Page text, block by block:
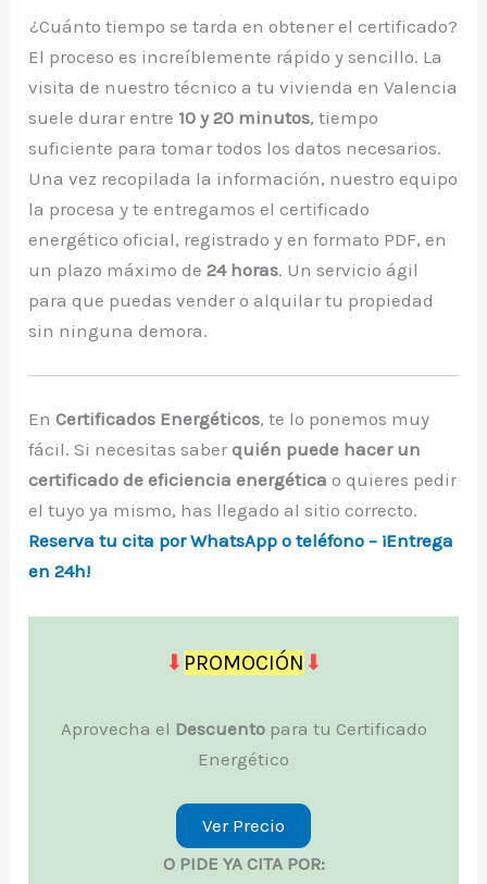
¿Cuánto tiempo se tarda en obtener el certificado?
El proceso es increíblemente rápido y sencillo. La
visita de nuestro técnico a tu vivienda en Valencia
suele durar entre 10 y 20 minutos, tiempo
suficiente para tomar todos los datos necesarios.
Una vez recopilada la información, nuestro equipo
la procesa y te entregamos el certificado
energético oficial, registrado y en formato PDF, en
un plazo máximo de24 horas. Un servicio ágil
para que puedas vender o alquilar tu propiedad
sin ninguna demora.
EnCertificados Energéticos, te lo ponemos muy
fácil. Si necesitas saberquién puede hacer un
certificado de eficiencia energética o quieres pedir
el tuyo ya mismo, has llegado al sitio correcto.
Reserva tu cita por WhatsApp o teléfono – ¡Entrega
en 24h!
⬇ PROMOCIÓN ⬇
Aprovecha el Descuento para tu Certificado
Energético
Ver Precio
O PIDE YA CITA POR: